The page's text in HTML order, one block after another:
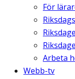
För
Arbeta
Webb-tv